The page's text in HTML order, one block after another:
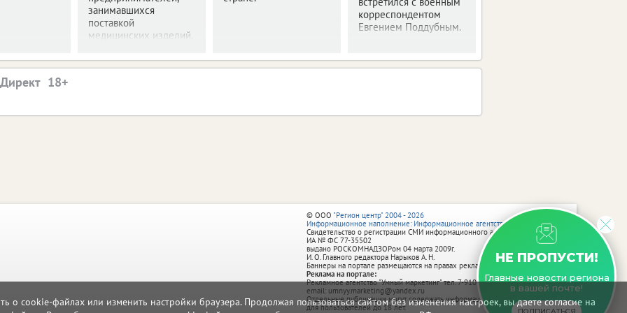
о cookie-файлах или изменить настройки браузера. Продолжая пользоваться сайтом без изменения настроек, вы даете согласие на
занимавшихся
поставкой
медицинских изделий.
корреспондентом
Евгением Поддубным.
НЕ ПРОПУСТИ!
Главные новости региона
в вашей почте!
© ООО "Регион центр" 2004 - 2026
Информационное наполнение: Информационное агентство vRossii.ru
Свидетельство о регистрации СМИ информационного агентства vRossii.ru
ИА № ФС 77‑35502
выдано РОСКОМНАДЗОРом 04 марта 2009г.
И. О. Главного редактора Нарыков А. Н.
Баннеры на портале размещаются на правах рекламы.
Реклама на портале:
Рекламное агентство "Умный маркетинг" тел. 7-910-267-70-40,
email: umnyy.marketing@yandex.ru
Отдельные публикации могут содержать информацию, не предназначенную
для пользователей до 18 лет.